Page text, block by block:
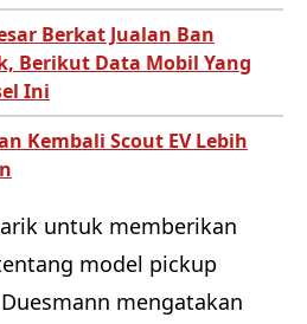
Berkat Jualan Ban
Berikut Data Mobil Yang
Ini
Kembali Scout EV Lebih
untuk memberikan
model pickup
mengatakan